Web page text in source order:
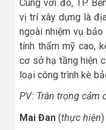
Cùng với đó, TP.
vị trí xây dựng là
ngoài nhiệm vụ
tính thẩm mỹ cao,
cơ sở hạ tầng hiện
loại công trình kè
PV: Trân trọng cảm
Mai Đan (thực hiện)